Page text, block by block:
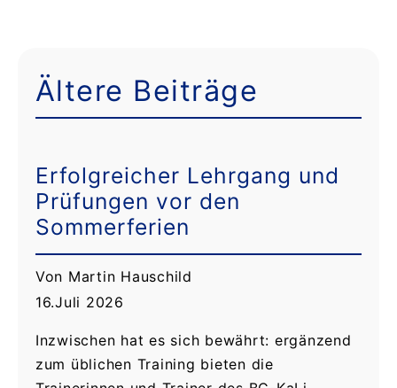
Ältere Beiträge
Erfolgreicher Lehrgang und
Prüfungen vor den
Sommerferien
Von Martin Hauschild
16.Juli 2026
Inzwischen hat es sich bewährt: ergänzend
zum üblichen Training bieten die